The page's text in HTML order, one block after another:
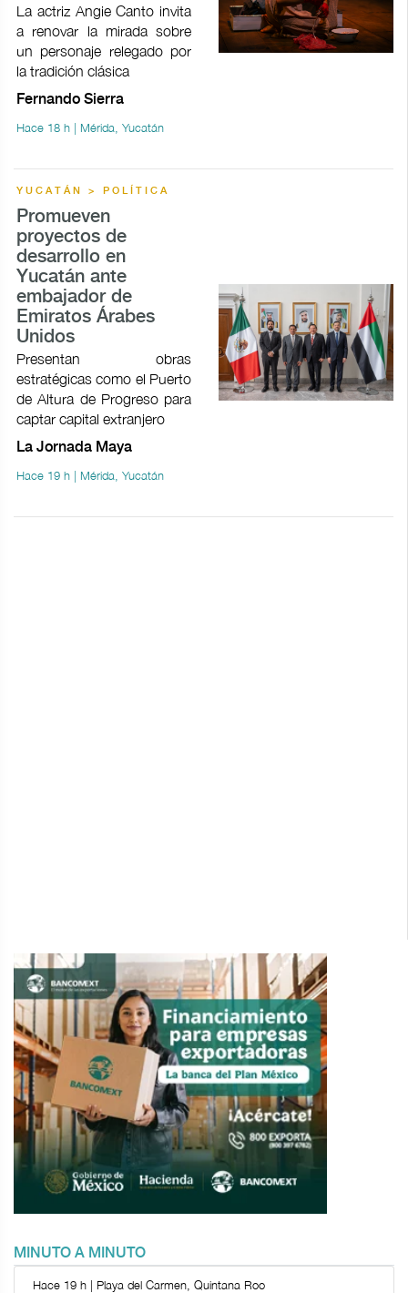
La actriz Angie Canto invita
a renovar la mirada sobre
un personaje relegado por
la tradición clásica
Fernando Sierra
Hace 18 h | Mérida, Yucatán
YUCATÁN > POLÍTICA
Promueven
proyectos de
desarrollo en
Yucatán ante
embajador de
Emiratos Árabes
Unidos
Presentan obras
estratégicas como el Puerto
de Altura de Progreso para
captar capital extranjero
La Jornada Maya
Hace 19 h | Mérida, Yucatán
MINUTO A MINUTO
Hace 19 h | Playa del Carmen, Quintana Roo